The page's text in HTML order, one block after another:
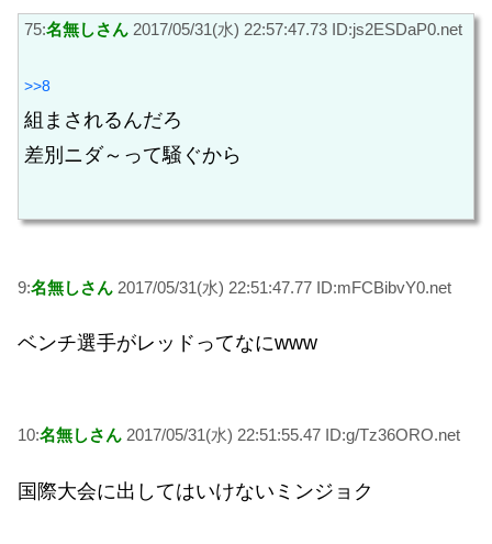
75:名無しさん 2017/05/31(水) 22:57:47.73 ID:js2ESDaP0.net
>>8
組まされるんだろ
差別ニダ～って騒ぐから
9:名無しさん 2017/05/31(水) 22:51:47.77 ID:mFCBibvY0.net
ベンチ選手がレッドってなにwww
10:名無しさん 2017/05/31(水) 22:51:55.47 ID:g/Tz36ORO.net
国際大会に出してはいけないミンジョク